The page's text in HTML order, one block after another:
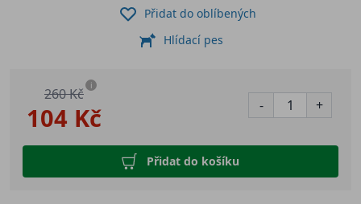
104 Kč
260 Kč i
- +
Přidat do košíku
Přidat do oblíbených
Hlídací pes